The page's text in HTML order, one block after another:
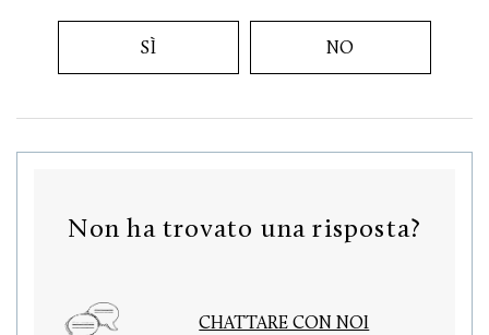
SÌ NO
Non ha trovato una risposta?
CHATTARE CON NOI